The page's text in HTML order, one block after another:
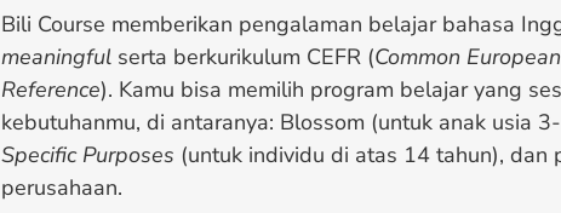
Bili Course memberikan pengalaman belajar bahasa
meaningful serta berkurikulum CEFR (Common
Reference). Kamu bisa memilih program belajar yang
kebutuhanmu, di antaranya: Blossom (untuk anak usia
Specific Purposes (untuk individu di atas 14 tahun), dan
perusahaan.